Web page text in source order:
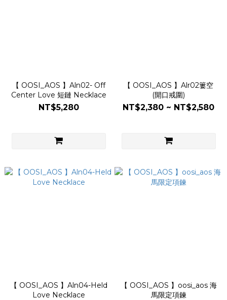
【 OOSI_AOS 】Aln02- Off
Center Love 短鏈 Necklace
NT$5,280
【 OOSI_AOS 】Alr02簍空
(開口戒圍)
NT$2,380 ~ NT$2,580
【 OOSI_AOS 】Aln04-Held
Love Necklace
【 OOSI_AOS 】oosi_aos 海
馬限定項鍊